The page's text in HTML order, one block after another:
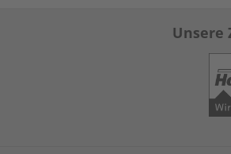
Unsere